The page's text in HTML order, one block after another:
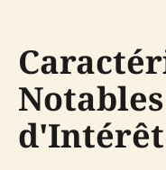
d'Intérêt